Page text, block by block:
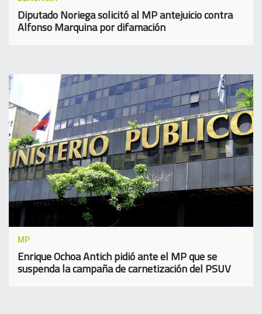
Diputado Noriega solicitó al MP antejuicio contra
Alfonso Marquina por difamación
MP
Enrique Ochoa Antich pidió ante el MP que se
suspenda la campaña de carnetización del PSUV